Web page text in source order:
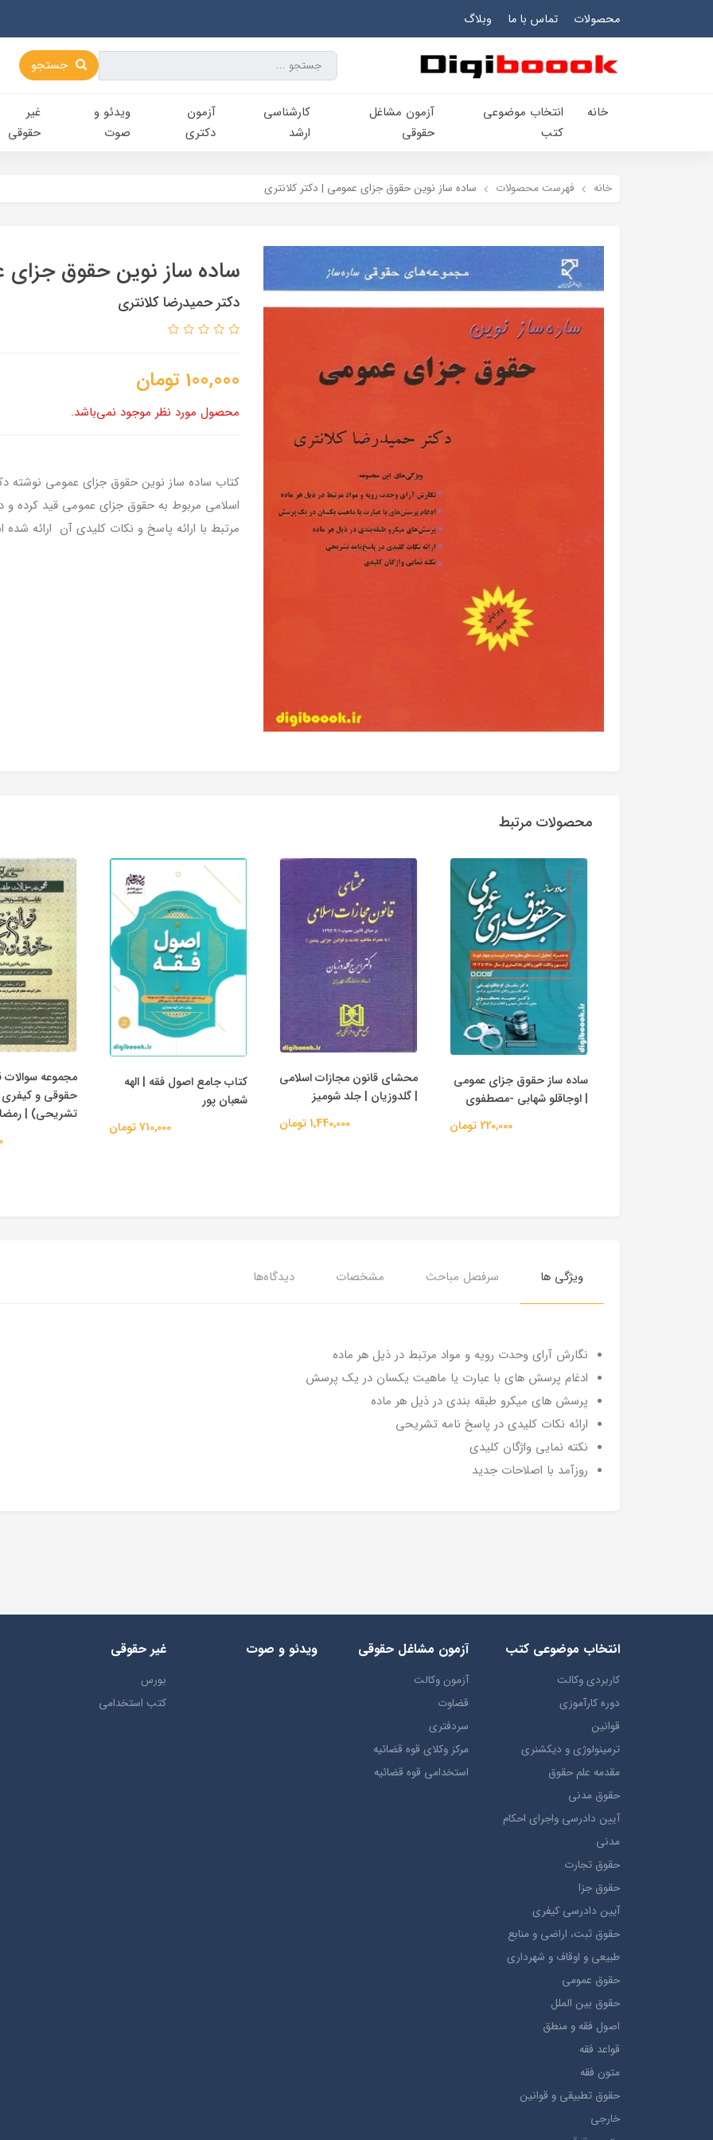
محصولات تماس با ما وبلاگ
جستجو
خانه
انتخاب​ موضوعي​
کتب
آزمون مشاغل
حقوقی
کارشناسی‌
ارشد
آزمون
دکتری
ویدئو و
صوت
غیر
حقوقی
خانه فهرست محصولات ساده ساز نوین حقوق جزای عمومی | دکتر کلانتری
ساده ساز نوین حقوق جزای
دکتر حمیدرضا کلانتری
100,000 تومان
محصول مورد نظر موجود نمی‌باشد.
کتاب ساده ساز نوین حقوق جزای عمومی نوشته
اسلامی مربوط به حقوق جزای عمومی قید کرده
مرتبط با ارائه پاسخ و نکات کلیدی آن ارائه
محصولات مرتبط
ساده ساز حقوق جزای عمومی
| اوجاقلو شهابی -مصطفوی
220,000 تومان
محشای قانون مجازات اسلامی
| گلدوزیان | جلد شومیز
1,440,000 تومان
کتاب جامع اصول فقه | الهه
شعبان پور
710,000 تومان
مجموعه
حقوقی و کیفری
تشریحی) |
ویژگی ها سرفصل مباحث مشخصات دیدگاه‌ها
نگارش آرای وحدت رویه و مواد مرتبط در ذیل هر ماده
ادغام پرسش های با عبارت یا ماهیت یکسان در یک پرسش
پرسش های میکرو طبقه بندی در ذیل هر ماده
ارائه نکات کلیدی در پاسخ نامه تشریحی
نکته نمایی واژگان کلیدی
روزآمد با اصلاحات جدید
انتخاب​ موضوعي​ کتب
کاربردی وکالت
دوره کارآموزی
قوانین
ترمينولوژي و ديکشنري
مقدمه علم حقوق
حقوق مدني
آيين دادرسي ​واجراي ​احکام ​
مدني
حقوق تجارت
حقوق جزا
آيین دادرسی کیفری
حقوق ثبت، اراضي و منابع
طبيعي و اوقاف و شهرداری
حقوق عمومی
حقوق بين الملل
اصول فقه و منطق
قواعد فقه
متون فقه
حقوق تطبيقي و قوانین
خارجی
آزمون مشاغل حقوقی
آزمون وکالت
قضاوت
سردفتری
مرکز وکلای قوه قضائیه
استخدامی قوه قضائیه
ویدئو و صوت غیر حقوقی
بورس
کتب استخدامی